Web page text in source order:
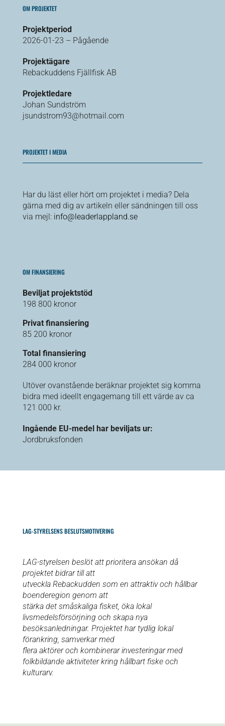
OM PROJEKTET
Projektperiod
2026-01-23 – Pågående
Projektägare
Rebackuddens Fjällfisk AB
Projektledare
Johan Sundström
jsundstrom93@hotmail.com
PROJEKTET I MEDIA
Har du läst eller hört om projektet i media? Dela
gärna med dig av artikeln eller sändningen till oss
via mejl: info@leaderlappland.se
OM FINANSIERING
Beviljat projektstöd
198 800 kronor
Privat finansiering
85 200 kronor
Total finansiering
284 000 kronor
Utöver ovanstående beräknar projektet sig komma
bidra med ideellt engagemang till ett värde av ca
121 000 kr.
Ingående EU-medel har beviljats ur:
Jordbruksfonden
LAG-STYRELSENS BESLUTSMOTIVERING
LAG-styrelsen beslöt att prioritera ansökan då
projektet bidrar till att
utveckla Rebackudden som en attraktiv och hållbar
boenderegion genom att
stärka det småskaliga fisket, öka lokal
livsmedelsförsörjning och skapa nya
besöksanledningar. Projektet har tydlig lokal
förankring, samverkar med
flera aktörer och kombinerar investeringar med
folkbildande aktiviteter kring hållbart fiske och
kulturarv.